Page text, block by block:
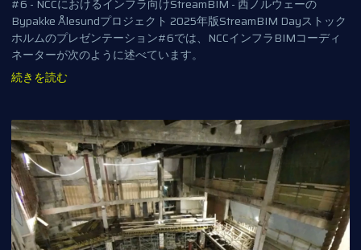
#6 - NCCにおけるインフラ向けStreamBIM - 西ノルウェーの
Bypakke Ålesundプロジェクト 2025年版StreamBIM Dayストック
ホルムのプレゼンテーション#6では、NCCインフラBIMコーディ
ネーターが次のように述べています。
続きを読む